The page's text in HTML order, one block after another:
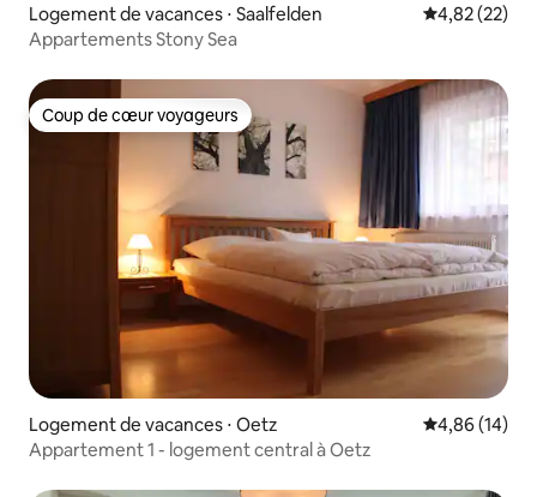
Logement de vacances ⋅ Saalfelden Évaluation
4,82 (22)
Appartements Stony Sea
Coup de cœur voyageurs
Coup de cœur voyageurs
Logement de vacances ⋅ Oetz Évaluation
4,86 (14)
Appartement 1 - logement central à Oetz